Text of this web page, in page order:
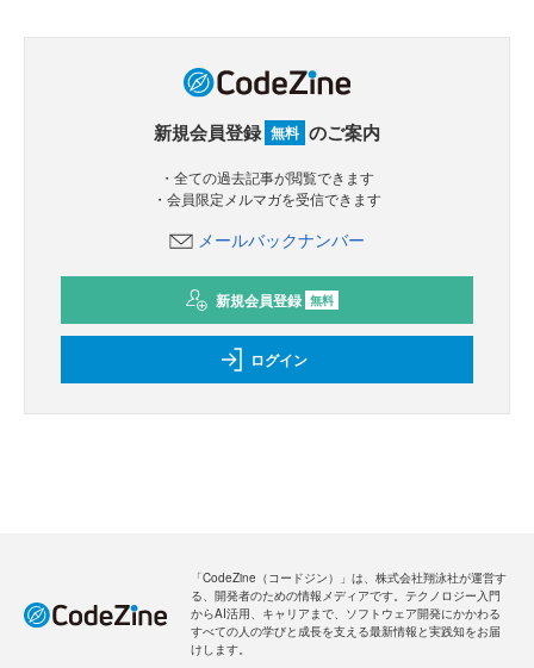
新規会員登録 無料 のご案内
・全ての過去記事が閲覧できます
・会員限定メルマガを受信できます
メールバックナンバー
新規会員登録 無料
ログイン
「CodeZine（コードジン）」は、株式会社翔泳社が運営す
る、開発者のための情報メディアです。テクノロジー入門
からAI活用、キャリアまで、ソフトウェア開発にかかわる
すべての人の学びと成長を支える最新情報と実践知をお届
けします。